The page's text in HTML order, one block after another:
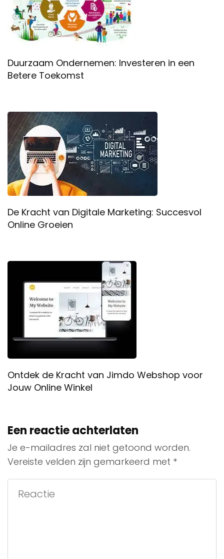
Duurzaam Ondernemen: Investeren in een
Betere Toekomst
De Kracht van Digitale Marketing: Succesvol
Online Groeien
Ontdek de Kracht van Jimdo Webshop voor
Jouw Online Winkel
Een reactie achterlaten
Je e-mailadres zal niet getoond worden.
Vereiste velden zijn gemarkeerd met *